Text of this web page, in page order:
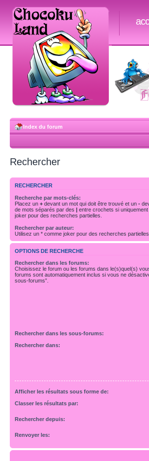
Index du forum
Rechercher
RECHERCHER
Recherche par mots-clés:
Placez un + devant un mot qui doit être trouvé et un -
de mots séparés par des | entre crochets si
joker pour des recherches partielles.
Rechercher par auteur:
Utilisez un * comme joker pour des recherches partielles.
OPTIONS DE RECHERCHE
Rechercher dans les forums:
Choisissez le forum ou les forums dans le(s)quel(s)
forums sont automatiquement inclus si vous ne
sous-forums”.
Rechercher dans les sous-forums:
Rechercher dans:
Afficher les résultats sous forme de:
Classer les résultats par:
Rechercher depuis:
Renvoyer les: